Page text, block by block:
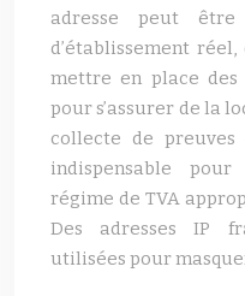
adresse peut
d’établissement
mettre en place des
pour s’assurer de la
collecte de
indispensable
régime de TVA
Des adresses IP
utilisées pour